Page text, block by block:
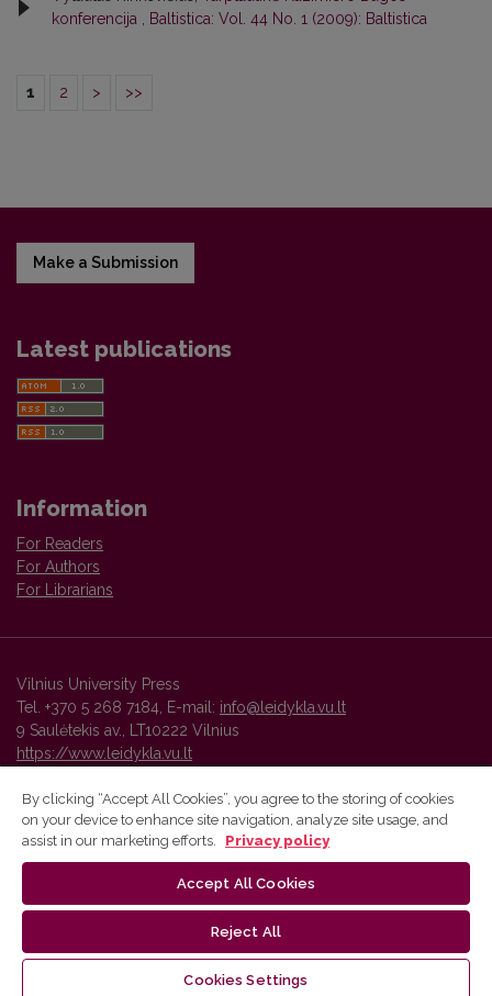
konferencija
Baltistica: Vol. 44 No. 1 (2009): Baltistica
1 2 > >>
Make a Submission
Latest publications
Information
For Readers
For Authors
For Librarians
Vilnius University Press
Tel. +370 5 268 7184, E-mail: info@leidykla.vu.lt
9 Saulėtekis av., LT10222 Vilnius
https://www.leidykla.vu.lt
Vilnius University Press platform and metadata are distributed by
By clicking “Accept All Cookies”, you agree to the storing of cookies
on your device to enhance site navigation, analyze site usage, and
assist in our marketing efforts.
Privacy policy
Accept All Cookies
Reject All
Cookies Settings